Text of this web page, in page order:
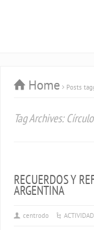
Home Posts
Tag Archives:
RECUERDOS Y
ARGENTINA
centrodo